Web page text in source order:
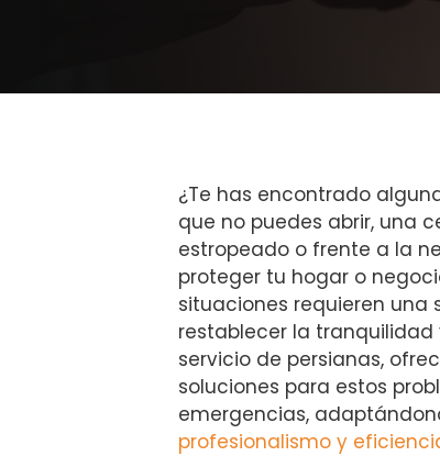
¿Te has encontrado
que no puedes abrir, una
estropeado o frente a la
proteger tu hogar o
situaciones requieren una
restablecer la tranquilidad
servicio de persianas,
soluciones para estos
emergencias,
profesionalismo y